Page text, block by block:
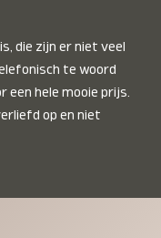
die zijn er niet veel
te woord
een hele mooie prijs.
op en niet